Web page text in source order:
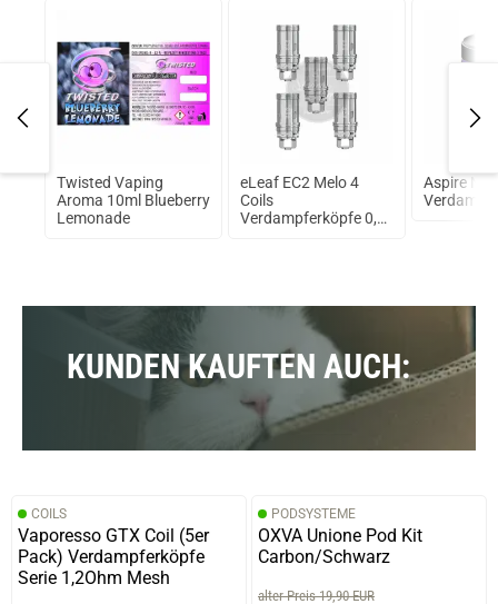
Twisted Vaping
Aroma 10ml Blueberry
Lemonade
eLeaf EC2 Melo 4
Coils
Verdampferköpfe 0,5
Aspire
KUNDEN KAUFTEN AUCH:
COILS
Vaporesso GTX Coil (5er
Pack) Verdampferköpfe
Serie 1,2Ohm Mesh
PODSYSTEME
OXVA Unione Pod Kit
Carbon/Schwarz
alter Preis 19,90 EUR